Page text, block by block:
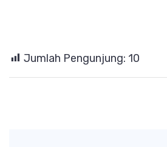
Jumlah Pengunjung: 10